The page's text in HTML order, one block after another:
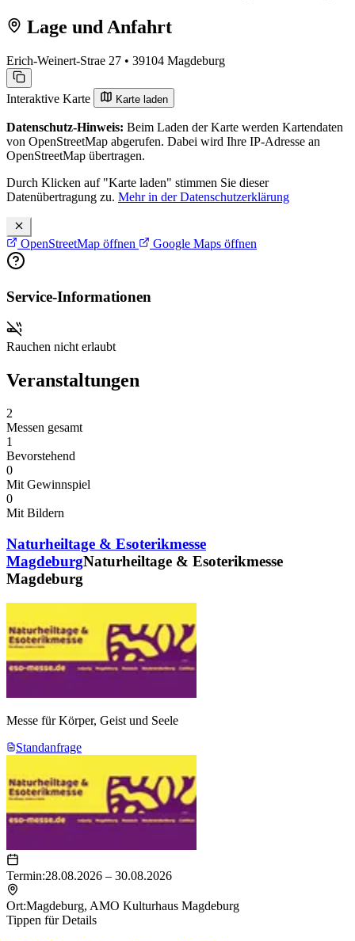
Lage und Anfahrt
Erich-Weinert-Strae 27 • 39104 Magdeburg
Interaktive Karte Karte laden
Datenschutz-Hinweis: Beim Laden der Karte werden Kartendaten
von OpenStreetMap abgerufen. Dabei wird Ihre IP-Adresse an
OpenStreetMap übertragen.
Durch Klicken auf "Karte laden" stimmen Sie dieser
Datenübertragung zu. Mehr in der Datenschutzerklärung
OpenStreetMap öffnen Google Maps öffnen
Service-Informationen
Rauchen nicht erlaubt
Veranstaltungen
2
Messen gesamt
1
Bevorstehend
0
Mit Gewinnspiel
0
Mit Bildern
Naturheiltage & Esoterikmesse
MagdeburgNaturheiltage & Esoterikmesse
Magdeburg
Messe für Körper, Geist und Seele
Standanfrage
Termin:28.08.2026 – 30.08.2026
Ort:Magdeburg, AMO Kulturhaus Magdeburg
Tippen für Details